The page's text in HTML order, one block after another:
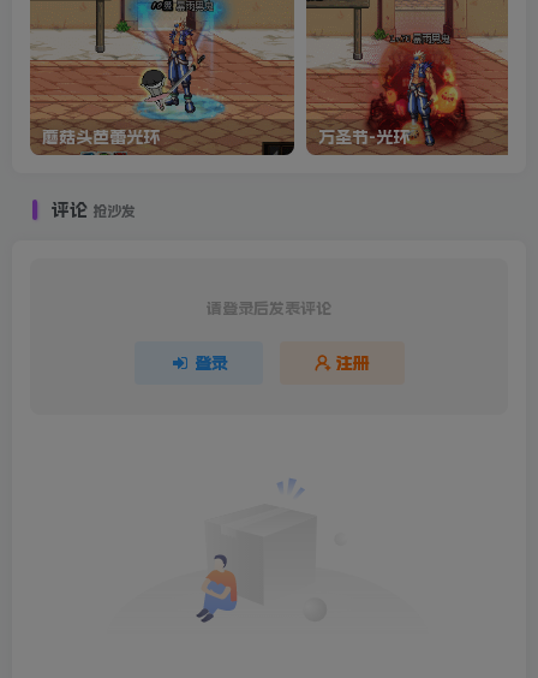
蘑菇头芭蕾光环 万圣节-光环
评论 抢沙发
请登录后发表评论
登录 注册